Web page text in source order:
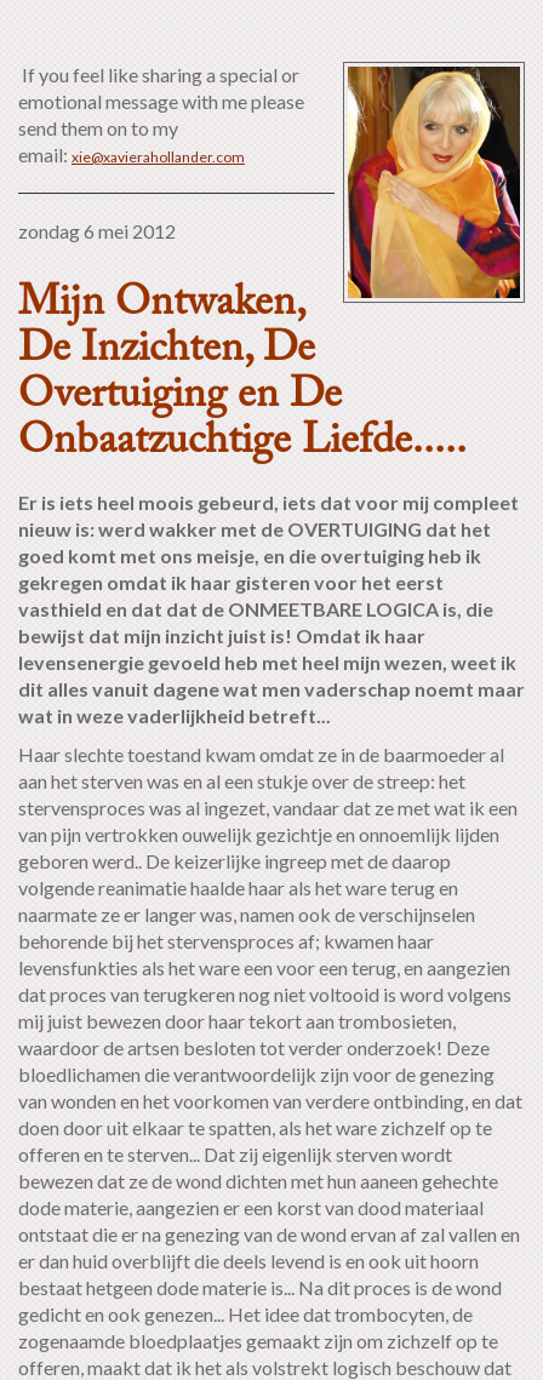
If you feel like sharing a special or
emotional message with me please
send them on to my
email: xie@xavierahollander.com
zondag 6 mei 2012
Mijn Ontwaken,
De Inzichten, De
Overtuiging en De
Onbaatzuchtige Liefde.....
Er is iets heel moois gebeurd, iets dat voor mij compleet
nieuw is: werd wakker met de OVERTUIGING dat het
goed komt met ons meisje, en die overtuiging heb ik
gekregen omdat ik haar gisteren voor het eerst
vasthield en dat dat de ONMEETBARE LOGICA is, die
bewijst dat mijn inzicht juist is! Omdat ik haar
levensenergie gevoeld heb met heel mijn wezen, weet ik
dit alles vanuit dagene wat men vaderschap noemt maar
wat in weze vaderlijkheid betreft...
Haar slechte toestand kwam omdat ze in de baarmoeder al
aan het sterven was en al een stukje over de streep: het
stervensproces was al ingezet, vandaar dat ze met wat ik een
van pijn vertrokken ouwelijk gezichtje en onnoemlijk lijden
geboren werd.. De keizerlijke ingreep met de daarop
volgende reanimatie haalde haar als het ware terug en
naarmate ze er langer was, namen ook de verschijnselen
behorende bij het stervensproces af; kwamen haar
levensfunkties als het ware een voor een terug, en aangezien
dat proces van terugkeren nog niet voltooid is word volgens
mij juist bewezen door haar tekort aan trombosieten,
waardoor de artsen besloten tot verder onderzoek! Deze
bloedlichamen die verantwoordelijk zijn voor de genezing
van wonden en het voorkomen van verdere ontbinding, en dat
doen door uit elkaar te spatten, als het ware zichzelf op te
offeren en te sterven... Dat zij eigenlijk sterven wordt
bewezen dat ze de wond dichten met hun aaneen gehechte
dode materie, aangezien er een korst van dood materiaal
ontstaat die er na genezing van de wond ervan af zal vallen en
er dan huid overblijft die deels levend is en ook uit hoorn
bestaat hetgeen dode materie is... Na dit proces is de wond
gedicht en ook genezen... Het idee dat trombocyten, de
zogenaamde bloedplaatjes gemaakt zijn om zichzelf op te
offeren, maakt dat ik het als volstrekt logisch beschouw dat